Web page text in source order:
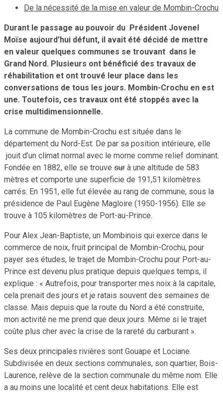
De la nécessité de la mise en valeur de Mombin-Crochu
Durant le passage au pouvoir du Président Jovenel
Moïse aujourd’hui défunt, il avait été décidé de mettre
en valeur quelques communes se trouvant dans le
Grand Nord. Plusieurs ont bénéficié des travaux de
réhabilitation et ont trouvé leur place dans les
conversations de tous les jours. Mombin-Crochu en est
une. Toutefois, ces travaux ont été stoppés avec la
crise multidimensionnelle.
La commune de Mombin-Crochu est située dans le
département du Nord-Est. De par sa position intérieure, elle
jouit d’un climat normal avec le morne comme relief dominant.
Fondée en 1882, elle se trouve sur à une altitude de 583
mètres et comporte une superficie de 191,51 kilomètres
carrés. En 1951, elle fut élevée au rang de commune, sous la
présidence de Paul Eugène Magloire (1950-1956). Elle se
trouve à 105 kilomètres de Port-au-Prince.
Pour Alex Jean-Baptiste, un Mombinois qui exerce dans le
commerce de noix, fruit principal de Mombin-Crochu, pour
payer ses études, le trajet de Mombin-Crochu pour Port-au-
Prince est devenu plus pratique depuis quelques temps, il
explique : « Autrefois, pour transporter mes noix à la capitale,
cela prenait des jours et je ratais souvent des semaines de
classe. Mais depuis que la route du Nord a été construite,
mon activité ne me prend que deux jours. Même si le trajet
coûte plus cher avec la crise de la rareté du carburant ».
Ses deux principales rivières sont Gouape et Lociane.
Subdivisée en deux sections communales, son quartier, Bois-
Laurence, relève de la section communale du même nom. Elle
a au moins une localité et cent deux habitations. Elle est